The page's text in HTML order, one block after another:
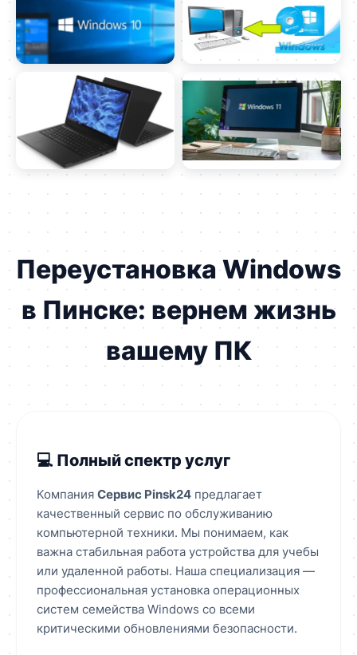
Переустановка Windows
в Пинске: вернем жизнь
вашему ПК
💻 Полный спектр услуг
Компания Сервис Pinsk24 предлагает
качественный сервис по обслуживанию
компьютерной техники. Мы понимаем, как
важна стабильная работа устройства для учебы
или удаленной работы. Наша специализация —
профессиональная установка операционных
систем семейства Windows со всеми
критическими обновлениями безопасности.